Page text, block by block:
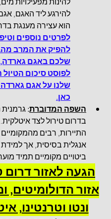
להירגע ליד האגם,
הוא עצירה מענגת
לפרטים נוספים
להפיק את המרב
שלכם באגם גארדה,
לפוסט סיכום
שלנו על אגם
כאן.
השפה המדוברת:
בדרום טירול לצד איטלקית.
התיירות, רבים
אנגלית בסיסית, אך
ביטויים מקומיים תמיד
הגעה לאזור דרום
אזור הדולומיטים,
ונטו וטרנטינו,